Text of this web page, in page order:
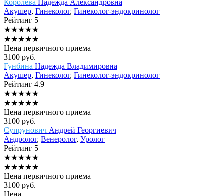
Королёва Надежда Александровна
Акушер, Гинеколог, Гинеколог-эндокринолог
Рейтинг 5
★★★★★
★★★★★
Цена первичного приема
3100 руб.
Гунбина Надежда Владимировна
Акушер, Гинеколог, Гинеколог-эндокринолог
Рейтинг 4.9
★★★★★
★★★★★
Цена первичного приема
3100 руб.
Супрунович Андрей Георгиевич
Андролог, Венеролог, Уролог
Рейтинг 5
★★★★★
★★★★★
Цена первичного приема
3100 руб.
Цена